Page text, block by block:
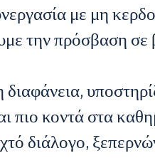
με μη
την πρόσβαση σε
πιο κοντά στα
διάλογο,